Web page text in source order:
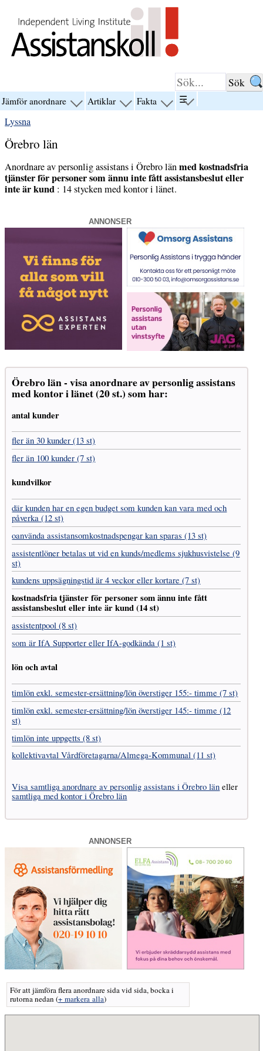
Jämför anordnare visa Artiklar visa Fakta visa
☰visa
menyn
Lyssna
Örebro län
Anordnare av personlig assistans i Örebro länmed kostnadsfria
tjänster för personer som ännu inte fått assistansbeslut eller
inte är kund : 14 stycken med kontor i länet.
ANNONSER
Örebro län - visa anordnare av personlig assistans
med kontor i länet (20 st.) som har:
antal kunder
fler än 30 kunder (13 st)
fler än 100 kunder (7 st)
kundvilkor
där kunden har en egen budget som kunden kan vara med och
påverka (12 st)
oanvända assistans­omkostnads­pengar kan sparas (13 st)
assistent­löner betalas ut vid en kunds/medlems sjukhus­vistelse (9
st)
kundens uppsägnings­tid är 4 veckor eller kortare (7 st)
kostnads­fria tjänster för personer som ännu inte fått
assistans­beslut eller inte är kund (14 st)
assistentpool (8 st)
som är IfA Supporter eller IfA-godkända (1 st)
lön och avtal
timlön exkl. semester-ersättning/lön överstiger 155:- timme (7 st)
timlön exkl. semester-ersättning/lön överstiger 145:- timme (12
st)
timlön inte uppgetts (8 st)
kollektivavtal Vård­företagarna­/­Almega-Kommunal (11 st)
Visa samtliga anordnare av personlig assistans i Örebro län eller
samtliga med kontor i Örebro län
ANNONSER
För att jämföra flera anordnare sida vid sida, bocka i
rutorna nedan(+ markera alla)